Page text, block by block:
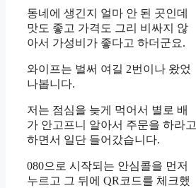
동네에 생긴지 얼마 안 된 곳인데
맛도 좋고 가격도 그리 비싸지 않
아서 가성비가 좋다고 하더군요.
와이프는 벌써 여길 2번이나 왔었
나봅니다.
저는 점심을 늦게 먹어서 별로 배
가 안고프니 알아서 주문을 하라고
하면서 일단 들어갔습니다.
080으로 시작되는 안심콜을 먼저
누르고 그 뒤에 QR코드를 체크했